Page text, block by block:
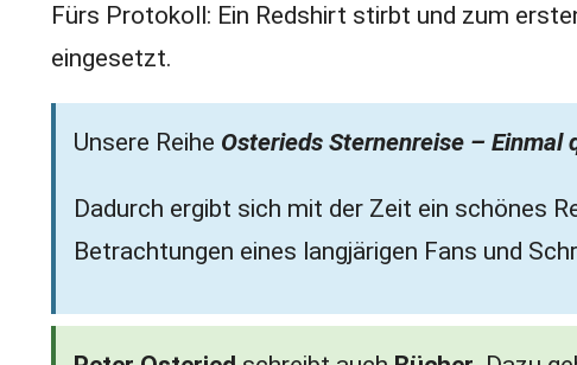
Fürs Protokoll: Ein Redshirt stirbt und zum
eingesetzt.
Unsere Reihe Osterieds Sternenreise – Einmal
Dadurch ergibt sich mit der Zeit ein schönes
Betrachtungen eines langjärigen Fans und